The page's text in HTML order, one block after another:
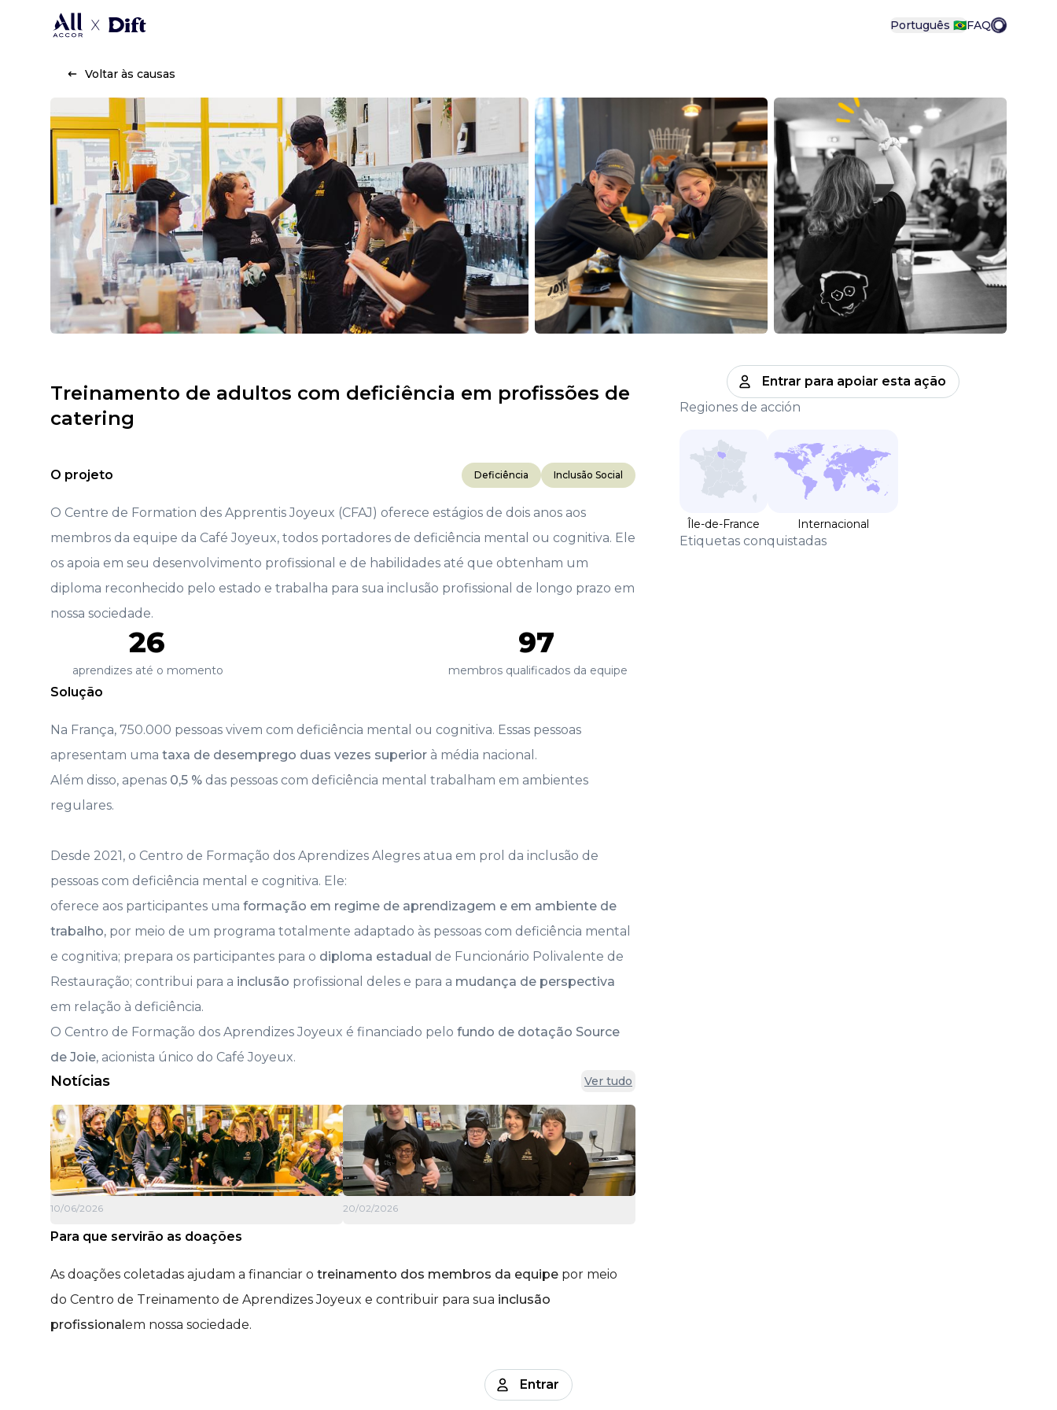
Português 🇧🇷FAQ
Voltar às causas
Treinamento de adultos com deficiência em profissões de
catering
O projeto Deficiência Inclusão Social
O Centre de Formation des Apprentis Joyeux (CFAJ) oferece estágios de dois anos aos
membros da equipe da Café Joyeux, todos portadores de deficiência mental ou cognitiva. Ele
os apoia em seu desenvolvimento profissional e de habilidades até que obtenham um
diploma reconhecido pelo estado e trabalha para sua inclusão profissional de longo prazo em
nossa sociedade.
26
aprendizes até o momento
97
membros qualificados da equipe
Solução
Na França, 750.000 pessoas vivem com deficiência mental ou cognitiva. Essas pessoas
apresentam uma taxa de desemprego duas vezes superior à média nacional.
Além disso, apenas 0,5 % das pessoas com deficiência mental trabalham em ambientes
regulares.
Desde 2021, o Centro de Formação dos Aprendizes Alegres atua em prol da inclusão de
pessoas com deficiência mental e cognitiva. Ele:
oferece aos participantes uma formação em regime de aprendizagem e em ambiente de
trabalho, por meio de um programa totalmente adaptado às pessoas com deficiência mental
e cognitiva; prepara os participantes para o diploma estadual de Funcionário Polivalente de
Restauração; contribui para a inclusão profissional deles e para a mudança de perspectiva
em relação à deficiência.
O Centro de Formação dos Aprendizes Joyeux é financiado pelo fundo de dotação Source
de Joie, acionista único do Café Joyeux.
Notícias Ver tudo
10/06/2026 20/02/2026
Para que servirão as doações
As doações coletadas ajudam a financiar o treinamento dos membros da equipe por meio
do Centro de Treinamento de Aprendizes Joyeux e contribuir para sua inclusão
profissionalem nossa sociedade.
Entrar para apoiar esta ação
Regiones de acción
Île-de-France Internacional
Etiquetas conquistadas
Entrar